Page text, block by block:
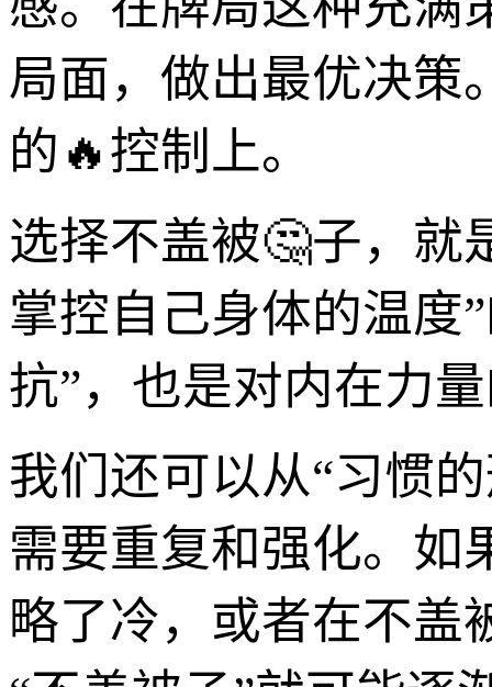
局面，做出最优决策
的🔥控制上。
选择不盖被🤔子，就
掌控自己身体的温度
抗”，也是对内在力
我们还可以从“习惯
需要重复和强化。如
略了冷，或者在不盖